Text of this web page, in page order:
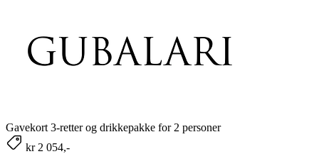
Gavekort 3-retter og drikkepakke for 2 personer
kr 2 054,-